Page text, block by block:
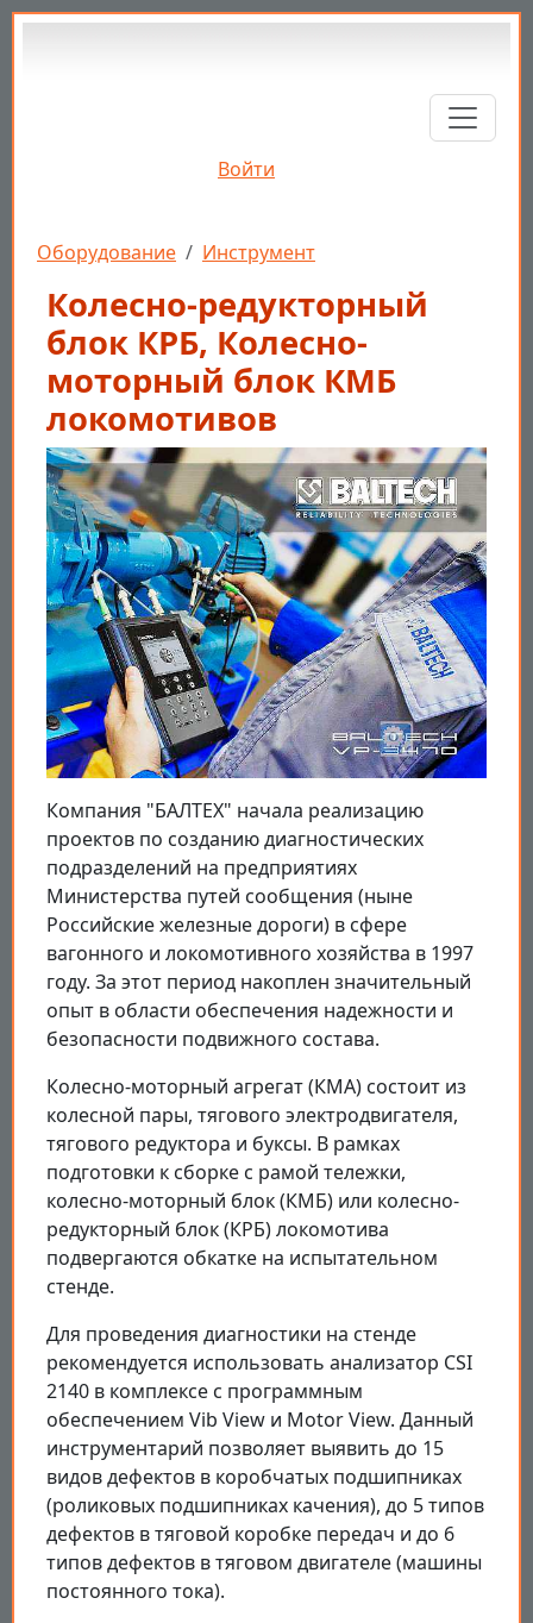
Перейти к основному содержанию
Войти
Строка навигации
Оборудование Инструмент
Колесно-редукторный
блок КРБ, Колесно-
моторный блок КМБ
локомотивов
Компания "БАЛТЕХ" начала реализацию
проектов по созданию диагностических
подразделений на предприятиях
Министерства путей сообщения (ныне
Российские железные дороги) в сфере
вагонного и локомотивного хозяйства в 1997
году. За этот период накоплен значительный
опыт в области обеспечения надежности и
безопасности подвижного состава.
Колесно-моторный агрегат (КМА) состоит из
колесной пары, тягового электродвигателя,
тягового редуктора и буксы. В рамках
подготовки к сборке с рамой тележки,
колесно-моторный блок (КМБ) или колесно-
редукторный блок (КРБ) локомотива
подвергаются обкатке на испытательном
стенде.
Для проведения диагностики на стенде
рекомендуется использовать анализатор CSI
2140 в комплексе с программным
обеспечением Vib View и Motor View. Данный
инструментарий позволяет выявить до 15
видов дефектов в коробчатых подшипниках
(роликовых подшипниках качения), до 5 типов
дефектов в тяговой коробке передач и до 6
типов дефектов в тяговом двигателе (машины
постоянного тока).